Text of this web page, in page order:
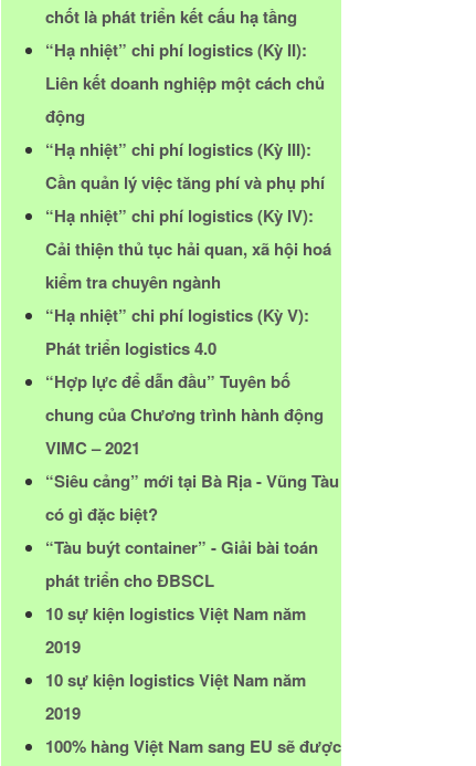
chốt là phát triển kết cấu hạ tầng
“Hạ nhiệt” chi phí logistics (Kỳ II):
Liên kết doanh nghiệp một cách chủ
động
“Hạ nhiệt” chi phí logistics (Kỳ III):
Cần quản lý việc tăng phí và phụ phí
“Hạ nhiệt” chi phí logistics (Kỳ IV):
Cải thiện thủ tục hải quan, xã hội hoá
kiểm tra chuyên ngành
“Hạ nhiệt” chi phí logistics (Kỳ V):
Phát triển logistics 4.0
“Hợp lực để dẫn đầu” Tuyên bố
chung của Chương trình hành động
VIMC – 2021
“Siêu cảng” mới tại Bà Rịa - Vũng Tàu
có gì đặc biệt?
“Tàu buýt container” - Giải bài toán
phát triển cho ĐBSCL
10 sự kiện logistics Việt Nam năm
2019
10 sự kiện logistics Việt Nam năm
2019
100% hàng Việt Nam sang EU sẽ được